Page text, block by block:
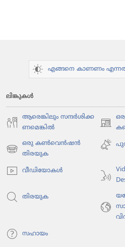
എങ്ങനെ കാണണം
ലിങ്കുകൾ
ആരെങ്കി​ലും സന്ദർശി​ക്ക​
ണ​മെ​ങ്കിൽ
ഒരു
(പുതിയ
പേജ്
ഒരു കൺവെൻഷൻ
തിരയുക
(പുതിയ
തുറക്കുക)
വീഡി​യോ​കൾ
തിരയുക
സഹായം